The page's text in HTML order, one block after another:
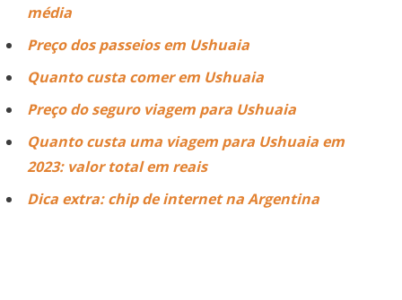
média
Preço dos passeios em Ushuaia
Quanto custa comer em Ushuaia
Preço do seguro viagem para Ushuaia
Quanto custa uma viagem para Ushuaia em
2023: valor total em reais
Dica extra: chip de internet na Argentina